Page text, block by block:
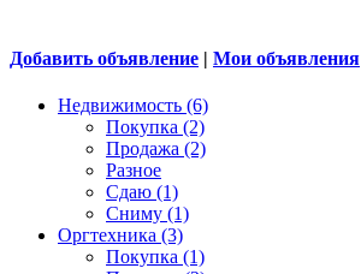
Добавить объявление | Мои объявления
Недвижимость (6)
Покупка (2)
Продажа (2)
Разное
Сдаю (1)
Сниму (1)
Оргтехника (3)
Покупка (1)